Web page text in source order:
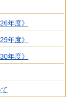
年度》
年度》
年度》